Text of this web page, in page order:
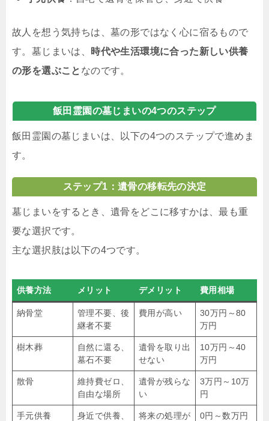
故人を想う気持ちは、墓の形ではなく心に宿るもので
す。墓じまいは、
時代や生活環境に合った新しい供養
の形を選ぶこと なのです。
飯田霊園の墓じまいの4つのステップ
飯田霊園の墓じまいは、以下の4つのステップで進めま
す。
ステップ1：遺骨の移転先の決定
墓じまいをするとき、遺骨をどこに移すかは、最も重
要な選択です。
主な選択肢は以下の4つです。
供養方法 メリット デメリット 費用相場
納骨堂
管理不要、後
継者不要
費用が高い
30万円～80
万円
樹木葬
自然に還る、
墓石不要
遺骨を取り出
せない
10万円～40
万円
散骨
維持費ゼロ、
自由な場所
遺骨が残らな
い
3万円～10万
円
手元供養
身近で供養、
将来の処理が
0円～数万円